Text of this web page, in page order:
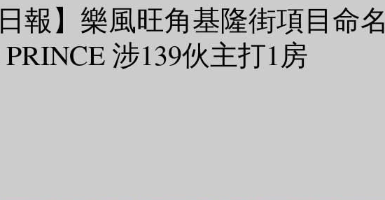
日報】樂風旺角基隆街項目命名
PRINCE 涉139伙主打1房